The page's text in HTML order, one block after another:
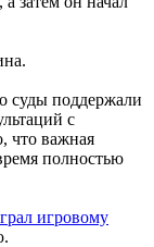
суды поддержали
с
что важная
полностью
игровому